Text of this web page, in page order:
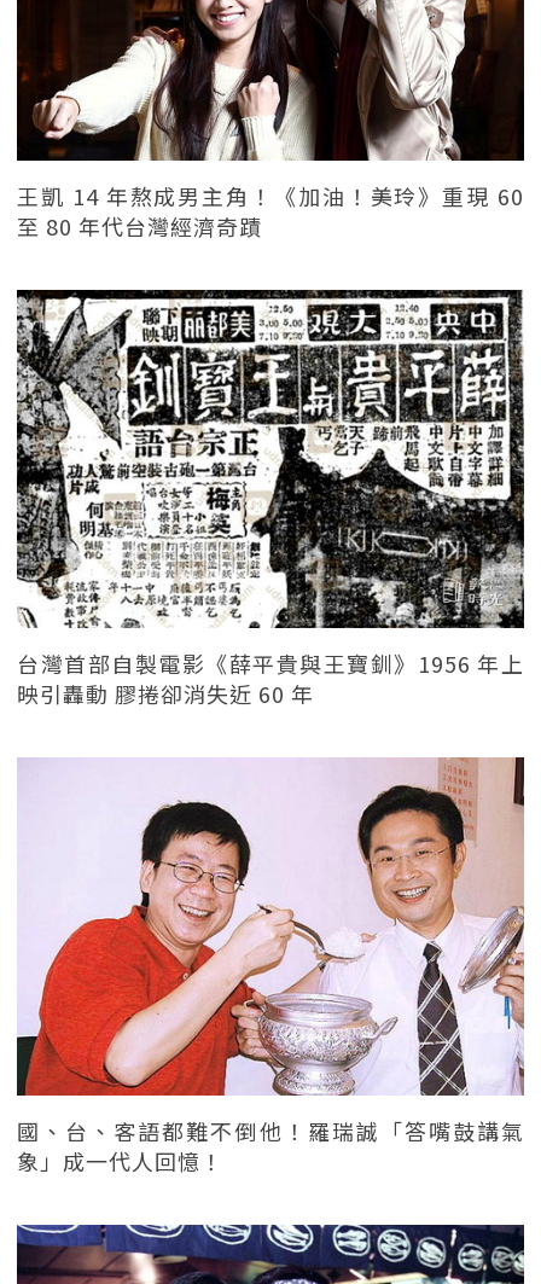
王凱 14 年熬成男主角！《加油！美玲》重現 60
至 80 年代台灣經濟奇蹟
台灣首部自製電影《薛平貴與王寶釧》1956 年上
映引轟動 膠捲卻消失近 60 年
國、台、客語都難不倒他！羅瑞誠「答嘴鼓講氣
象」成一代人回憶！